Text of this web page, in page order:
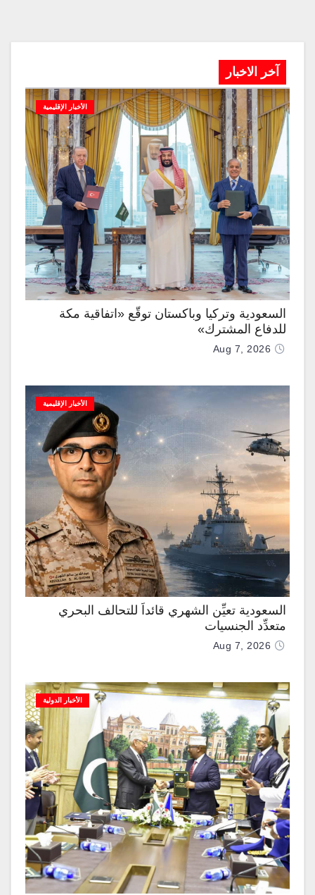
آخر الاخبار
الأخبار الإقليمية
السعودية وتركيا وباكستان توقّع «اتفاقية مكة
للدفاع المشترك»
Aug 7, 2026
الأخبار الإقليمية
السعودية تعيِّن الشهري قائداً للتحالف البحري
متعدِّد الجنسيات
Aug 7, 2026
الأخبار الدولية